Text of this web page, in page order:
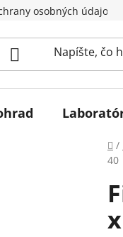
osobných údajov
/
40